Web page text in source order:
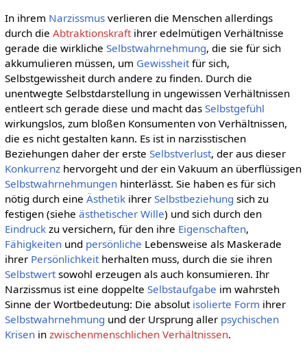
In ihrem Narzissmusverlieren die Menschen allerdings
durch die Abtraktionskraftihrer edelmütigen Verhältnisse
gerade die wirkliche Selbstwahrnehmung, die sie für sich
akkumulieren müssen, um Gewissheitfür sich,
Selbstgewissheit durch andere zu finden. Durch die
unentwegte Selbstdarstellung in ungewissen Verhältnissen
entleert sch gerade diese und macht das Selbstgefühl
wirkungslos, zum bloßen Konsumenten von Verhältnissen,
die es nicht gestalten kann. Es ist in narzisstischen
Beziehungen daher der erste Selbstverlust, der aus dieser
Konkurrenzhervorgeht und der ein Vakuum an überflüssigen
Selbstwahrnehmungenhinterlässt. Sie haben es für sich
nötig durch eine Ästhetikihrer Selbstbeziehung sich zu
festigen (siehe ästhetischer Wille) und sich durch den
Eindruckzu versichern, für den ihre Eigenschaften,
Fähigkeitenund persönliche Lebensweise als Maskerade
ihrer Persönlichkeitherhalten muss, durch die sie ihren
Selbstwertsowohl erzeugen als auch konsumieren. Ihr
Narzissmus ist eine doppelte Selbstaufgabe im wahrsteh
Sinne der Wortbedeutung: Die absolut isolierte Form ihrer
Selbstwahrnehmung und der Ursprung aller psychischen
Krisenin zwischenmenschlichen Verhältnissen.